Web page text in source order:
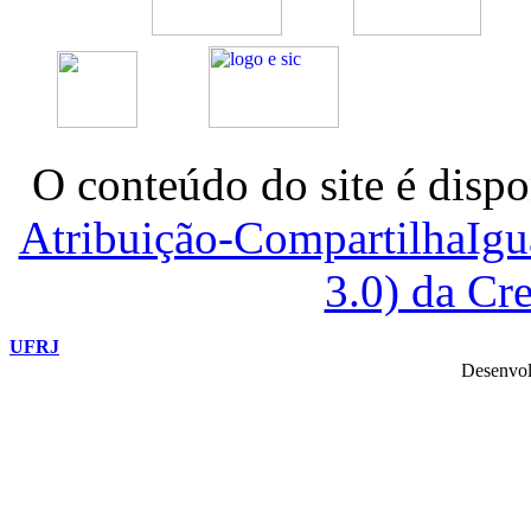
O conteúdo do site é
Atribuição-
3.0) da
UFRJ